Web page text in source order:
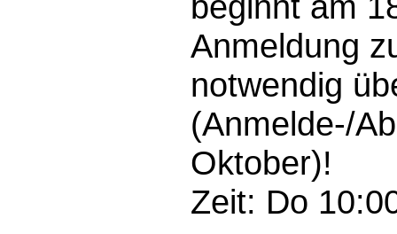
Anmeldung
notwendig
(Anmelde-/
Oktober)!
Zeit: Do